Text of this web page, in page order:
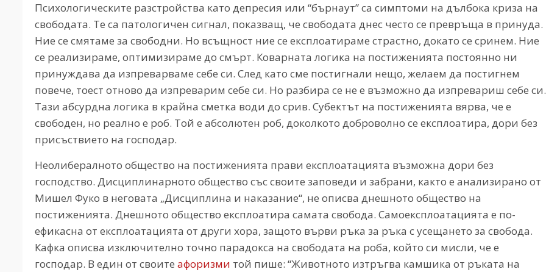
Психологическите разстройства като депресия или “бърнаут” са симптоми на дълбока криза на
свободата. Те са патологичен сигнал, показващ, че свободата днес често се превръща в принуда.
Ние се смятаме за свободни. Но всъщност ние се експлоатираме страстно, докато се сринем. Ние
се реализираме, оптимизираме до смърт. Коварната логика на постиженията постоянно ни
принуждава да изпреварваме себе си. След като сме постигнали нещо, желаем да постигнем
повече, тоест отново да изпреварим себе си. Но разбира се не е възможно да изпревариш себе си.
Тази абсурдна логика в крайна сметка води до срив. Субектът на постиженията вярва, че е
свободен, но реално е роб. Той е абсолютен роб, доколкото доброволно се експлоатира, дори без
присъствието на господар.
Неолибералното общество на постиженията прави експлоатацията възможна дори без
господство. Дисциплинарното общество със своите заповеди и забрани, както е анализирано от
Мишел Фуко в неговата „Дисциплина и наказание“, не описва днешното общество на
постиженията. Днешното общество експлоатира самата свобода. Самоексплоатацията е по-
ефикасна от експлоатацията от други хора, защото върви ръка за ръка с усещането за свобода.
Кафка описва изключително точно парадокса на свободата на роба, който си мисли, че е
господар. В един от своите афоризми той пише: “Животното изтръгва камшика от ръката на